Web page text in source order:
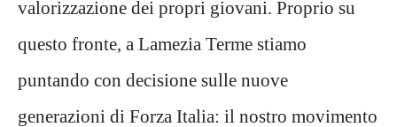
valorizzazione dei propri giovani. Proprio su
questo fronte, a Lamezia Terme stiamo
puntando con decisione sulle nuove
generazioni di Forza Italia: il nostro movimento